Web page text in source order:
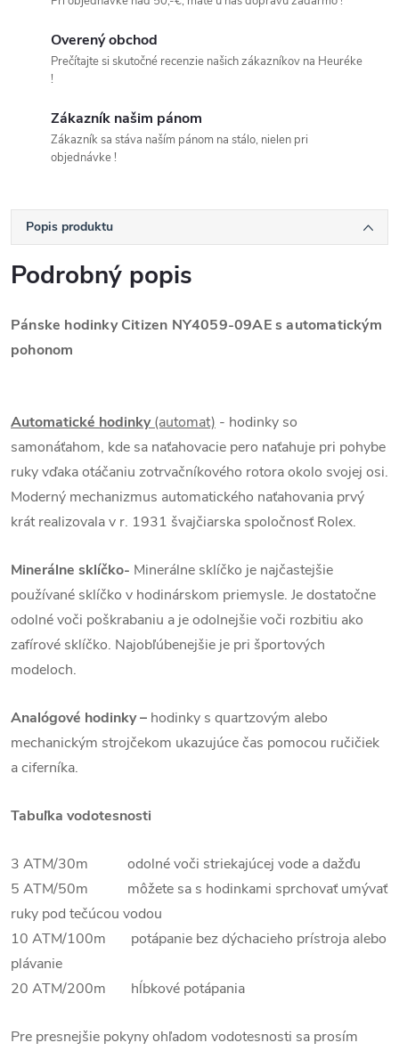
Overený obchod
Prečítajte si skutočné recenzie našich zákazníkov na Heuréke
!
Zákazník našim pánom
Zákazník sa stáva naším pánom na stálo, nielen pri
objednávke !
Popis produktu
Podrobný popis
Pánske hodinky Citizen NY4059-09AE s automatickým
pohonom
Automatické hodinky(automat) - hodinky so
samonáťahom, kde sa naťahovacie pero naťahuje pri pohybe
ruky vďaka otáčaniu zotrvačníkového rotora okolo svojej osi.
Moderný mechanizmus automatického naťahovania prvý
krát realizovala v r. 1931 švajčiarska spoločnosť Rolex.
Minerálne sklíčko- Minerálne sklíčko je najčastejšie
používané sklíčko v hodinárskom priemysle. Je dostatočne
odolné voči poškrabaniu a je odolnejšie voči rozbitiu ako
zafírové sklíčko. Najobľúbenejšie je pri športových
modeloch.
Analógové hodinky – hodinky s quartzovým alebo
mechanickým strojčekom ukazujúce čas pomocou ručičiek
a ciferníka.
Tabuľka vodotesnosti
3 ATM/30m odolné voči striekajúcej vode a dažďu
5 ATM/50m môžete sa s hodinkami sprchovať umývať
ruky pod tečúcou vodou
10 ATM/100m potápanie bez dýchacieho prístroja alebo
plávanie
20 ATM/200m hĺbkové potápania
Pre presnejšie pokyny ohľadom vodotesnosti sa prosím